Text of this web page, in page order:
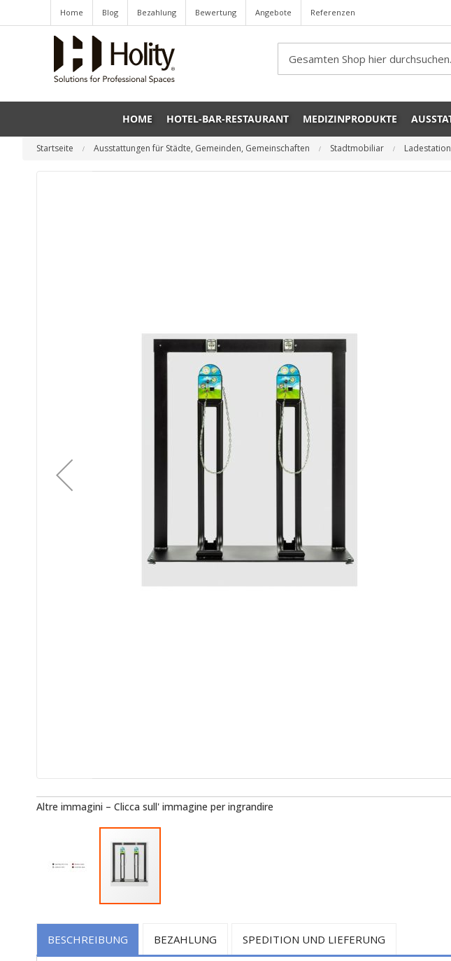
Home Blog Bezahlung Bewertung Angebote Referenzen
Search
HOME HOTEL-BAR-RESTAURANT MEDIZINPRODUKTE
Startseite Ausstattungen für Städte, Gemeinden, Gemeinschaften Stadtmobiliar
Altre immagini – Clicca sull' immagine per ingrandire
Anfang
der
Bildgalerie
BESCHREIBUNG BEZAHLUNG SPEDITION UND LIEFERUNG